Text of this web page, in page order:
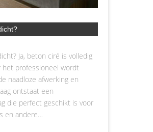
Ja, beton ciré is volledig
professioneel wordt
naadloze afwerking en
ontstaat een
die perfect geschikt is voor
en andere…